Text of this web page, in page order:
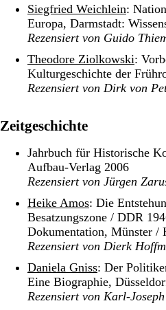
Siegfried Weichlein:
Europa, Darmstadt:
Rezensiert von Guido
Theodore Ziolkowski:
Kulturgeschichte der
Rezensiert von Dirk von
Zeitgeschichte
Jahrbuch für Historische
Aufbau-Verlag 2006
Rezensiert von Jürgen
Heike Amos: Die
Besatzungszone / DDR
Dokumentation, Münster
Rezensiert von Dierk
Daniela Gniss: Der
Eine Biographie,
Rezensiert von Karl-